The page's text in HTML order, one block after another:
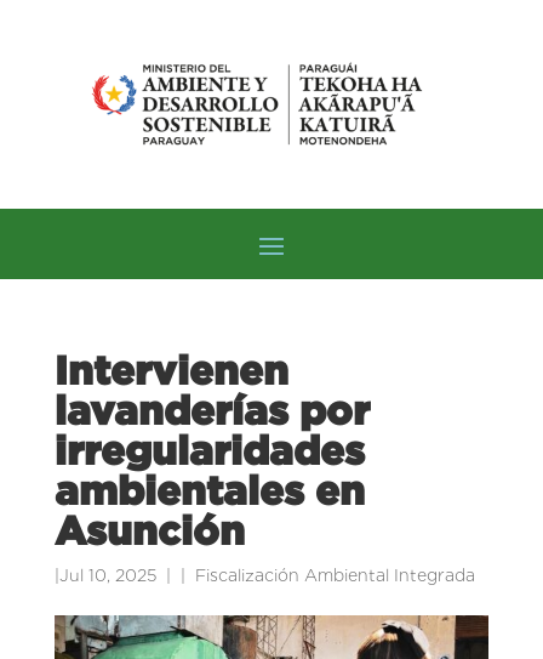
Intervienen
lavanderías por
irregularidades
ambientales en
Asunción
Jul 10, 2025 Fiscalización Ambiental Integrada